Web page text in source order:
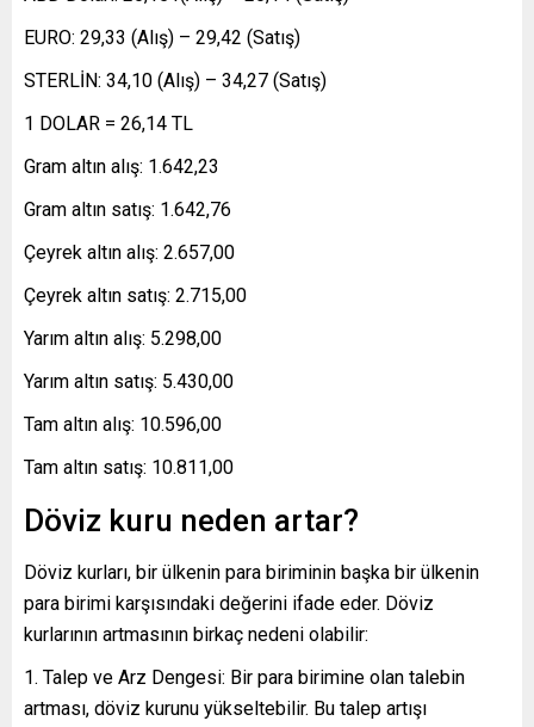
EURO: 29,33 (Alış) – 29,42 (Satış)
STERLİN: 34,10 (Alış) – 34,27 (Satış)
1 DOLAR = 26,14 TL
Gram altın alış: 1.642,23
Gram altın satış: 1.642,76
Çeyrek altın alış: 2.657,00
Çeyrek altın satış: 2.715,00
Yarım altın alış: 5.298,00
Yarım altın satış: 5.430,00
Tam altın alış: 10.596,00
Tam altın satış: 10.811,00
Döviz kuru neden artar?
Döviz kurları, bir ülkenin para biriminin başka bir ülkenin
para birimi karşısındaki değerini ifade eder. Döviz
kurlarının artmasının birkaç nedeni olabilir:
Talep ve Arz Dengesi: Bir para birimine olan talebin
artması, döviz kurunu yükseltebilir. Bu talep artışı